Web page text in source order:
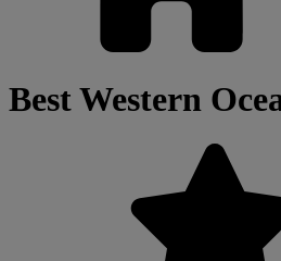
Best Western